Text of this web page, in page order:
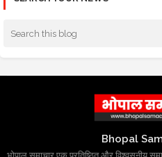
Bhopal